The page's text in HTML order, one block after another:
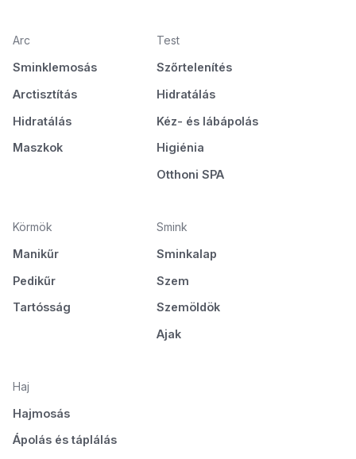
Arc
Sminklemosás
Arctisztítás
Hidratálás
Maszkok
Test
Szőrtelenítés
Hidratálás
Kéz- és lábápolás
Higiénia
Otthoni SPA
Körmök
Manikűr
Pedikűr
Tartósság
Smink
Sminkalap
Szem
Szemöldök
Ajak
Haj
Hajmosás
Ápolás és táplálás